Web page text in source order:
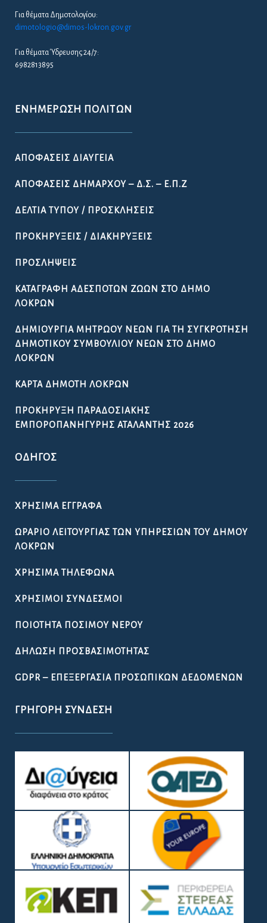
Για θέματα Δημοτολογίου:
dimotologio@dimos-lokron.gov.gr
Για θέματα Ύδρευσης 24/7:
6982813895
ΕΝΗΜΈΡΩΣΗ ΠΟΛΙΤΏΝ
ΑΠΟΦΆΣΕΙΣ ΔΙΑΎΓΕΙΑ
ΑΠΟΦΆΣΕΙΣ ΔΗΜΆΡΧΟΥ – Δ.Σ. – Ε.Π.Ζ
ΔΕΛΤΊΑ ΤΎΠΟΥ / ΠΡΟΣΚΛΉΣΕΙΣ
ΠΡΟΚΗΡΎΞΕΙΣ / ΔΙΑΚΗΡΎΞΕΙΣ
ΠΡΟΣΛΉΨΕΙΣ
ΚΑΤΑΓΡΑΦΉ ΑΔΈΣΠΟΤΩΝ ΖΏΩΝ ΣΤΟ ΔΉΜΟ
ΛΟΚΡΏΝ
ΔΗΜΙΟΥΡΓΊΑ ΜΗΤΡΏΟΥ ΝΈΩΝ ΓΙΑ ΤΗ ΣΥΓΚΡΌΤΗΣΗ
ΔΗΜΟΤΙΚΟΎ ΣΥΜΒΟΥΛΊΟΥ ΝΈΩΝ ΣΤΟ ΔΉΜΟ
ΛΟΚΡΏΝ
ΚΆΡΤΑ ΔΗΜΌΤΗ ΛΟΚΡΏΝ
ΠΡΟΚΉΡΥΞΗ ΠΑΡΑΔΟΣΙΑΚΉΣ
ΕΜΠΟΡΟΠΑΝΉΓΥΡΗΣ ΑΤΑΛΆΝΤΗΣ 2026
ΟΔΗΓΌΣ
ΧΡΉΣΙΜΑ ΈΓΓΡΑΦΑ
ΩΡΆΡΙΟ ΛΕΙΤΟΥΡΓΊΑΣ ΤΩΝ ΥΠΗΡΕΣΙΏΝ ΤΟΥ ΔΉΜΟΥ
ΛΟΚΡΏΝ
ΧΡΉΣΙΜΑ ΤΗΛΈΦΩΝΑ
ΧΡΉΣΙΜΟΙ ΣΎΝΔΕΣΜΟΙ
ΠΟΙΌΤΗΤΑ ΠΌΣΙΜΟΥ ΝΕΡΟΎ
ΔΉΛΩΣΗ ΠΡΟΣΒΑΣΙΜΌΤΗΤΑΣ
GDPR – ΕΠΕΞΕΡΓΑΣΙΑ ΠΡΟΣΩΠΙΚΩΝ ΔΕΔΟΜΕΝΩΝ
ΓΡΉΓΟΡΗ ΣΎΝΔΕΣΗ